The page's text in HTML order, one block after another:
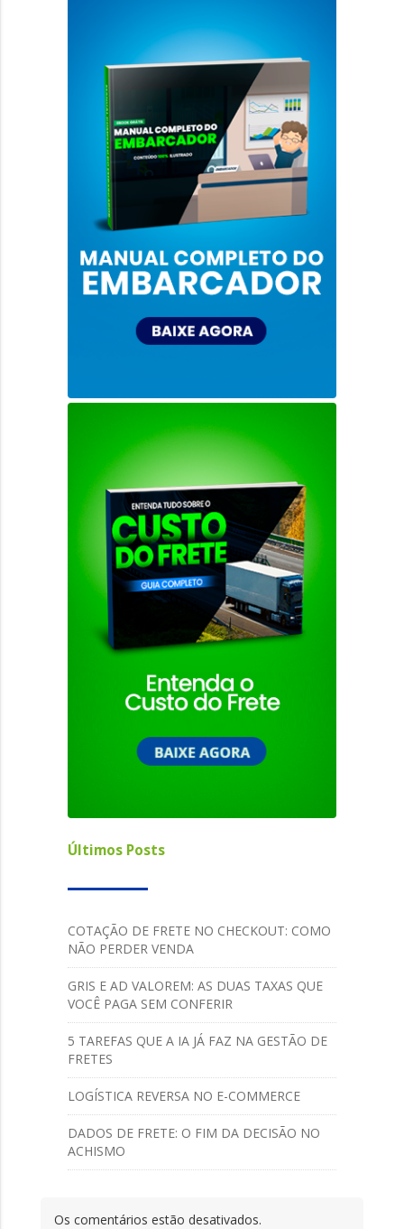
Últimos Posts
COTAÇÃO DE FRETE NO CHECKOUT: COMO
NÃO PERDER VENDA
GRIS E AD VALOREM: AS DUAS TAXAS QUE
VOCÊ PAGA SEM CONFERIR
5 TAREFAS QUE A IA JÁ FAZ NA GESTÃO DE
FRETES
LOGÍSTICA REVERSA NO E-COMMERCE
DADOS DE FRETE: O FIM DA DECISÃO NO
ACHISMO
Os comentários estão desativados.